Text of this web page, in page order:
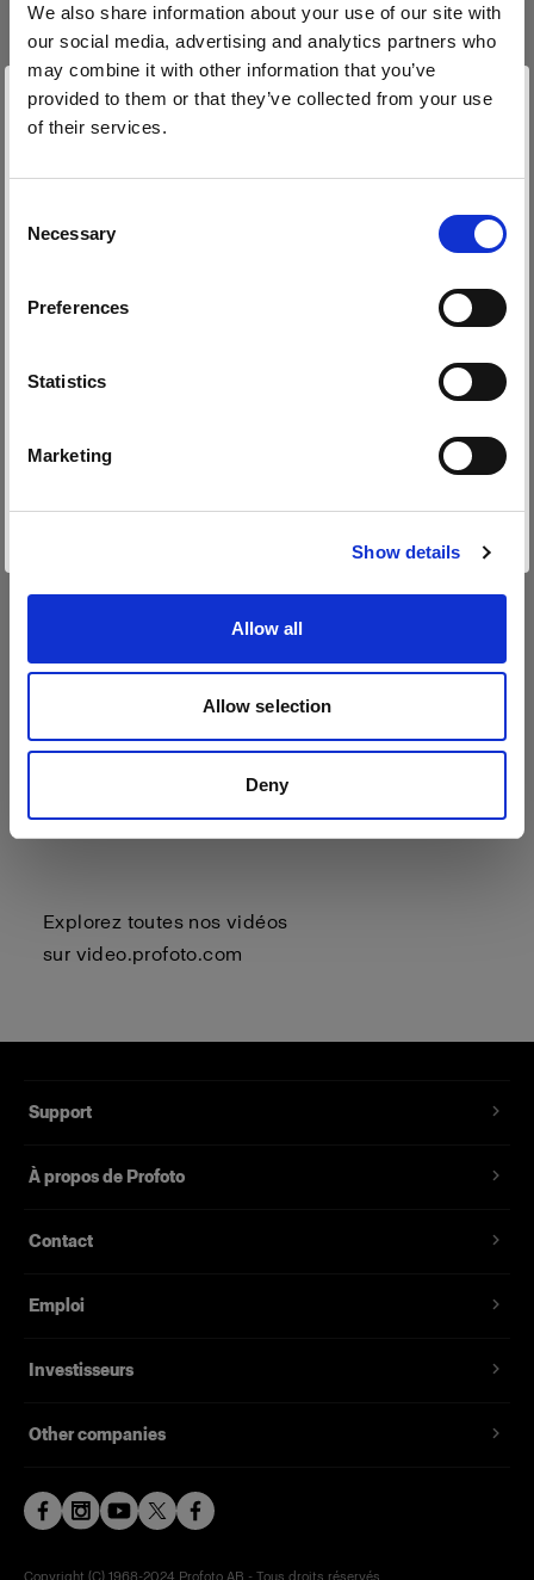
We also share information about your use of our site with
our social media, advertising and analytics partners who
may combine it with other information that you’ve
provided to them or that they’ve collected from your use
of their services.
Selection
Necessary
Preferences
Statistics
Marketing
Show details
Allow all
Allow selection
Deny
Mettre à jour votre emplacement ?
Spain
Langue
Visiter le site
Deux flashes en un
Dans cet épisode de Geared Up, Chris vous
façonneurs de lumière dont vous avez besoin et
Archives
Vous avez manqué nos épisodes précédents ?
Parcourez les archives et visionnez-les à votre
guise.
Explorez toutes nos vidéos
sur video.profoto.com
Support
À propos de Profoto
Contact
Emploi
Investisseurs
Other companies
Copyright (C) 1968-2024 Profoto AB - Tous droits réservés.